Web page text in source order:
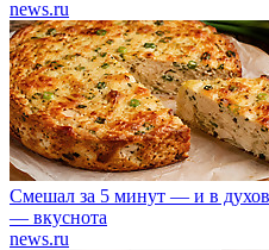
news.ru
Смешал за 5 минут — и в
— вкуснота
news.ru